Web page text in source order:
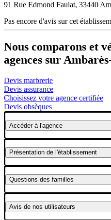
91 Rue Edmond Faulat, 33440
Pas encore d'avis sur cet
Nous comparons et
agences sur
Devis marbrerie
Devis assurance
Choisissez votre agence certifiée
Devis obsèques
Accéderà l'agence
Présentation de l'établissement
Questions des familles
Avis de nos utilisateurs